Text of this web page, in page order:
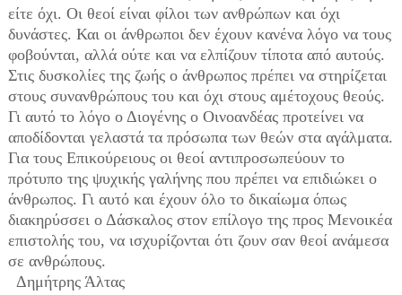
είτε όχι. Οι θεοί είναι φίλοι των ανθρώπων και όχι
δυνάστες. Και οι άνθρωποι δεν έχουν κανένα λόγο να τους
φοβούνται, αλλά ούτε και να ελπίζουν τίποτα από αυτούς.
Στις δυσκολίες της ζωής ο άνθρωπος πρέπει να στηρίζεται
στους συνανθρώπους του και όχι στους αμέτοχους θεούς.
Γι αυτό το λόγο ο Διογένης ο Οινοανδέας προτείνει να
αποδίδονται γελαστά τα πρόσωπα των θεών στα αγάλματα.
Για τους Επικούρειους οι θεοί αντιπροσωπεύουν το
πρότυπο της ψυχικής γαλήνης που πρέπει να επιδιώκει ο
άνθρωπος. Γι αυτό και έχουν όλο το δικαίωμα όπως
διακηρύσσει ο Δάσκαλος στον επίλογο της προς Μενοικέα
επιστολής του, να ισχυρίζονται ότι ζουν σαν θεοί ανάμεσα
σε ανθρώπους.
Δημήτρης Άλτας